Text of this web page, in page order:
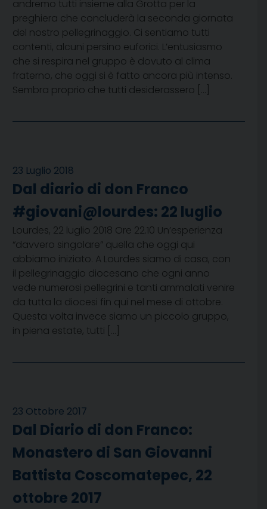
andremo tutti insieme alla Grotta per la
preghiera che concluderà la seconda giornata
del nostro pellegrinaggio. Ci sentiamo tutti
contenti, alcuni persino euforici. L’entusiasmo
che si respira nel gruppo è dovuto al clima
fraterno, che oggi si è fatto ancora più intenso.
Sembra proprio che tutti desiderassero […]
23 Luglio 2018
Dal diario di don Franco
#giovani@lourdes: 22 luglio
Lourdes, 22 luglio 2018 Ore 22.10 Un’esperienza
“davvero singolare” quella che oggi qui
abbiamo iniziato. A Lourdes siamo di casa, con
il pellegrinaggio diocesano che ogni anno
vede numerosi pellegrini e tanti ammalati venire
da tutta la diocesi fin qui nel mese di ottobre.
Questa volta invece siamo un piccolo gruppo,
in piena estate, tutti […]
23 Ottobre 2017
Dal Diario di don Franco:
Monastero di San Giovanni
Battista Coscomatepec, 22
ottobre 2017